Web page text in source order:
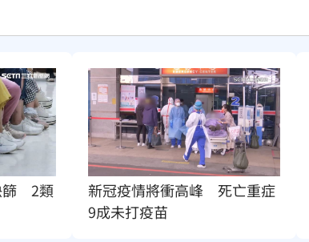
　2類
新冠疫情將衝高峰　死亡重症
9成未打疫苗